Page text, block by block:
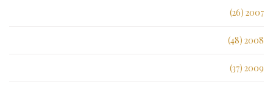
2007 (26)
2008 (48)
2009 (37)